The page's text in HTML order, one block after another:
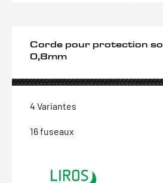
Corde pour protection
0,8mm
4 Variantes
16 fuseaux